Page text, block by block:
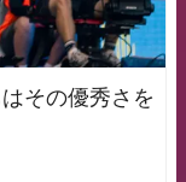
その優秀さを